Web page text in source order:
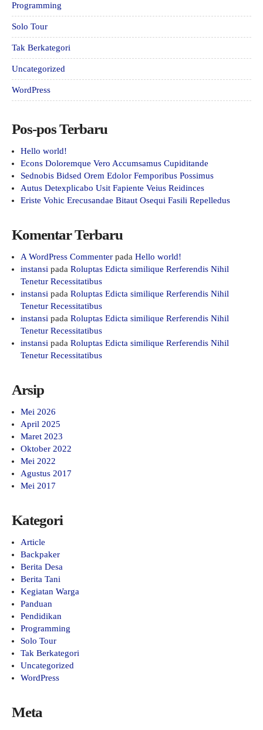
Programming
Solo Tour
Tak Berkategori
Uncategorized
WordPress
Pos-pos Terbaru
Hello world!
Econs Doloremque Vero Accumsamus Cupiditande
Sednobis Bidsed Orem Edolor Femporibus Possimus
Autus Detexplicabo Usit Fapiente Veius Reidinces
Eriste Vohic Erecusandae Bitaut Osequi Fasili Repelledus
Komentar Terbaru
A WordPress Commenter pada Hello world!
instansi pada Roluptas Edicta similique Rerferendis Nihil
Tenetur Recessitatibus
instansi pada Roluptas Edicta similique Rerferendis Nihil
Tenetur Recessitatibus
instansi pada Roluptas Edicta similique Rerferendis Nihil
Tenetur Recessitatibus
instansi pada Roluptas Edicta similique Rerferendis Nihil
Tenetur Recessitatibus
Arsip
Mei 2026
April 2025
Maret 2023
Oktober 2022
Mei 2022
Agustus 2017
Mei 2017
Kategori
Article
Backpaker
Berita Desa
Berita Tani
Kegiatan Warga
Panduan
Pendidikan
Programming
Solo Tour
Tak Berkategori
Uncategorized
WordPress
Meta